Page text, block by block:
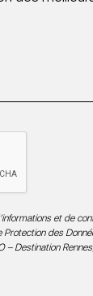
et de
des
– Destination